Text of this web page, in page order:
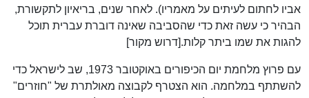
אביו לחתום לעיתים על מאמריו). לאחר שנים, בריאיון לתקשורת,
הבהיר כי עשה זאת כדי שהסביבה שאינה דוברת עברית תוכל
להגות את שמו ביתר קלות.[דרוש מקור]
עם פרוץ מלחמת יום הכיפורים באוקטובר 1973, שב לישראל כדי
להשתתף במלחמה. הוא הצטרף לקבוצה מאולתרת של "חוזרים"